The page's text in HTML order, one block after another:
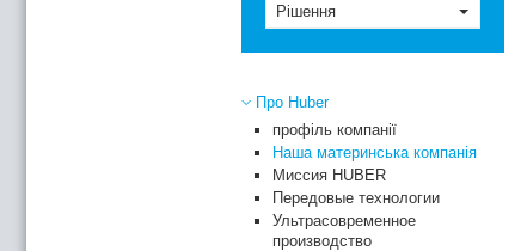
Рішення
Про Huber
профіль компанії
Наша материнська компанія
Миссия HUBER
Передовые технологии
Ультрасовременное
производство